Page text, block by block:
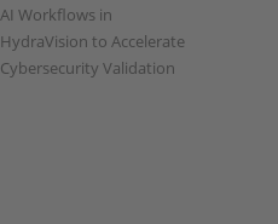
AI Workflows in
HydraVision to Accelerate
Cybersecurity Validation